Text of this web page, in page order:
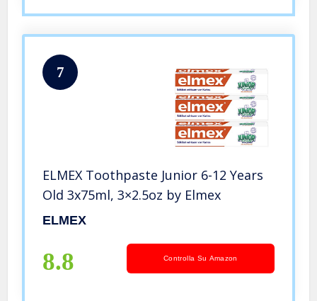
7
ELMEX Toothpaste Junior 6-12 Years
Old 3x75ml, 3×2.5oz by Elmex
ELMEX
8.8 Controlla Su Amazon